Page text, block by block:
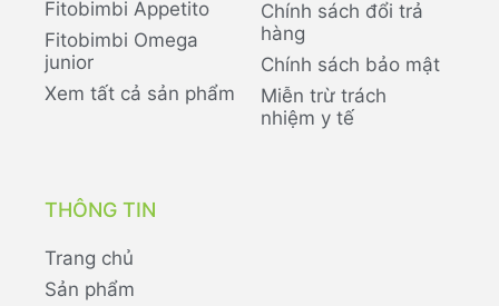
Fitobimbi Appetito
Fitobimbi Omega
junior
Xem tất cả sản phẩm
Chính sách đổi trả
hàng
Chính sách bảo mật
Miễn trừ trách
nhiệm y tế
THÔNG TIN
Trang chủ
Sản phẩm